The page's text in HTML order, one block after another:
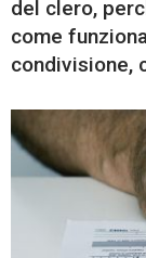
del clero,
come
condivisione,